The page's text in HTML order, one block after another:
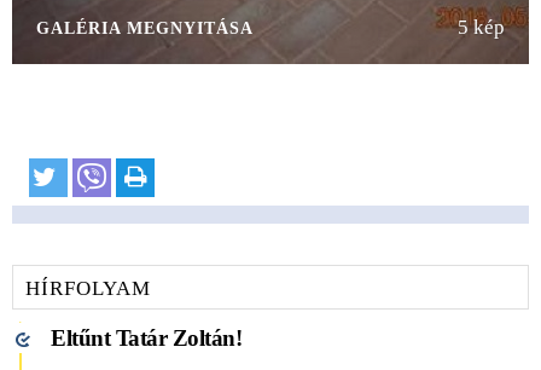
5 kép
GALÉRIA MEGNYITÁSA
HÍRFOLYAM
Eltűnt Tatár Zoltán!